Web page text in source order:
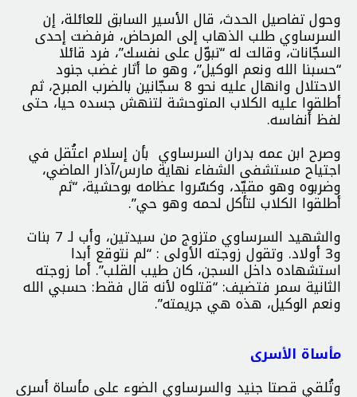
وحول تفاصيل الحدث، قال الأسير السابق للعائلة، إن
السرساوي طلب الذهاب إلى المرحاض، فرفضت إحدى
السجّانات، وقالت له “تبوّل على نفسك”، فرد قائلا
“حسبنا الله ونعم الوكيل”، وهو ما أثار غضب جنود
الاحتلال وانهال عليه نحو 8 سجّانين بالضرب المبرح، ثم
أطلقوا عليه الكلاب المتوحشة لتنهش جسده حيا، حتى
لفظ أنفاسه.
وصرح ابن عمه بدران السرساوي بأن إسلام اعتُقل في
اجتياح مستشفى الشفاء نهاية مارس/آذار الماضي،
وضربوه وهو مقيّد، وكسّروا عظامه بوحشية، “ثم
أطلقوا الكلاب لتأكل لحمه وهو حي”.
والشهيد السرساوي متزوج من سيدتين، وأب لـ 7 بنات
و3 أولاد. وتقول زوجته الأولى : “لم نتوقع أبدا
استشهاده داخل السجن، كان طيب القلب”. أما زوجته
الثانية سمر فتضيف: “قتلوه لأنه قال فقط: حسبي الله
ونعم الوكيل، هذه هي جريمته”.
مأساة الأسرى
وتُلقي قصتا جنيد والسرساوي الضوء على مأساة أسرى